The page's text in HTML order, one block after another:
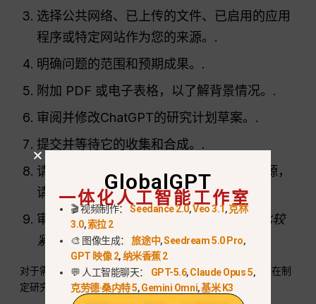
选择公共网络、已上传的文件、已启用的应用
程序或特定网站作为您的来源。.
明确问题的范围和预期成果。.
附加 PDF 或电子表格，以了解背景情况。.
审阅并修改ChatGPT的研究计划草案。.
提交并等待它的收集和合成。.
请跟踪进度，如果需要更改关注点或数据源，
请中断该任务。.
审查引文，必要时加以改进。.
如果问题比较
紧急，请改用标准搜索功能。.
对于需要处理大量文档的工作，请使用PDF上传分步指南
在制
定研究计划之前，先准备好该文件。.
GlobalGPT
一体化人工智能工作室
🎬 视频制作：Seedance 2.0,Veo 3.1,克林
3.0,索拉 2
🎨 图像生成：旅途中,Seedream 5.0 Pro,
GPT 映像 2,纳米香蕉 2
💬 人工智能聊天： GPT-5.6,Claude Opus 5,
克劳德·桑内特 5,Gemini Omni,基米 K3